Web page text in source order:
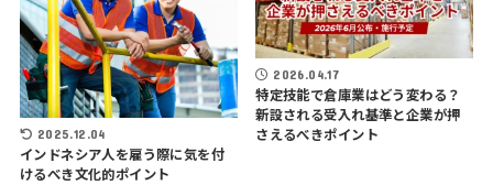
2025.12.04
インドネシア人を雇う際に気を付
けるべき文化的ポイント
2026.04.17
特定技能で倉庫業はどう変わる？
新設される受入れ基準と企業が押
さえるべきポイント